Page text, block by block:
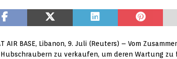
AIR BASE, Libanon, 9. Juli (Reuters) – Vom
zu verkaufen, um deren Wartung zu